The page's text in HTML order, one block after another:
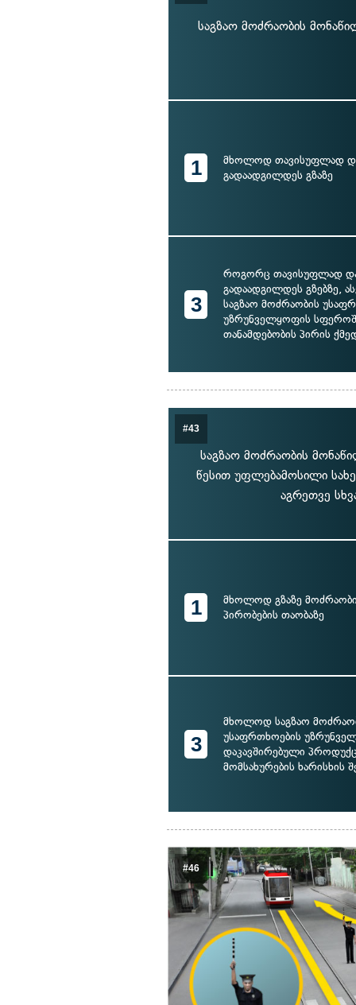
საგზაო მოძრაობის
1
მხოლოდ თავისუფლად
გადაადგილდეს გზაზე
3
როგორც თავისუფლად
გადაადგილდეს გზებზე,
საგზაო მოძრაობის
უზრუნველყოფის
თანამდებობის პირის
#43
საგზაო მოძრაობის
წესით უფლებამოსილი
აგრეთვე
1
მხოლოდ გზაზე
პირობების თაობაზე
3
მხოლოდ საგზაო
უსაფრთხოების
დაკავშირებული
მომსახურების ხარისხის
#46